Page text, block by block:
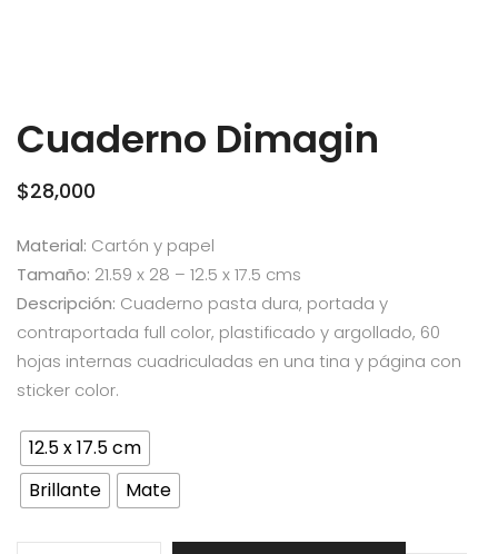
Cuaderno Dimagin
$28,000
Material: Cartón y papel
Tamaño: 21.59 x 28 – 12.5 x 17.5 cms
Descripción: Cuaderno pasta dura, portada y
contraportada full color, plastificado y argollado, 60
hojas internas cuadriculadas en una tina y página con
sticker color.
12.5 x 17.5 cm
Brillante
Mate